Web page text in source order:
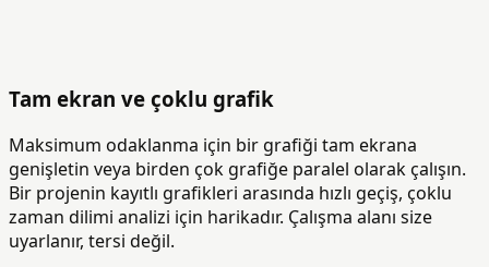
Tam ekran ve çoklu grafik
Maksimum odaklanma için bir grafiği tam ekrana
genişletin veya birden çok grafiğe paralel olarak çalışın.
Bir projenin kayıtlı grafikleri arasında hızlı geçiş, çoklu
zaman dilimi analizi için harikadır. Çalışma alanı size
uyarlanır, tersi değil.